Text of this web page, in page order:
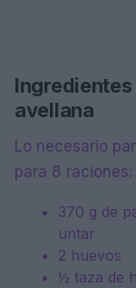
avellana
Lo necesario
para 8 raciones:
370 g de
untar
2 huevos
½ taza de